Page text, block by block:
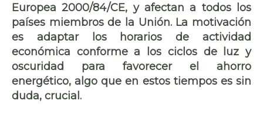
Europea 2000/84/CE, y afectan a todos los
países miembros de la Unión. La motivación
es adaptar los horarios de actividad
económica conforme a los ciclos de luz y
oscuridad para favorecer el ahorro
energético, algo que en estos tiempos es sin
duda, crucial.